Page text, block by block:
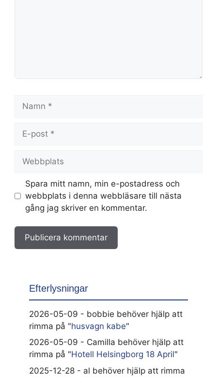
post
Spara mitt namn, min e-postadress och
webbplats i denna webbläsare till nästa
gång jag skriver en kommentar.
Efterlysningar
2026-05-09 - bobbie behöver hjälp att
rimma på "husvagn kabe"
2026-05-09 - Camilla behöver hjälp att
rimma på "Hotell Helsingborg 18 April"
2025-12-28 - al behöver hjälp att rimma